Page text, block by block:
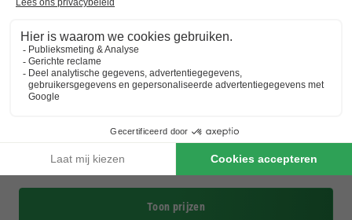
Landal Vakantiepark Zeebad
Zeeland,Breskens (7,4 km van Nieuwvliet-Bad) Kaart
Direct aan de Noordzee
Indoor sporthal, entertainmentprogramma…
Toon prijzen